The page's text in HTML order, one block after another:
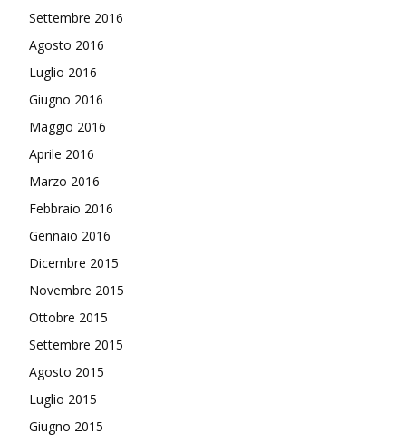
Settembre 2016
Agosto 2016
Luglio 2016
Giugno 2016
Maggio 2016
Aprile 2016
Marzo 2016
Febbraio 2016
Gennaio 2016
Dicembre 2015
Novembre 2015
Ottobre 2015
Settembre 2015
Agosto 2015
Luglio 2015
Giugno 2015